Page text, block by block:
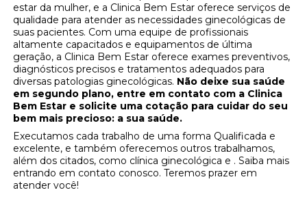
estar da mulher, e a Clinica Bem Estar oferece serviços de
qualidade para atender as necessidades ginecológicas de
suas pacientes. Com uma equipe de profissionais
altamente capacitados e equipamentos de última
geração, a Clinica Bem Estar oferece exames preventivos,
diagnósticos precisos e tratamentos adequados para
diversas patologias ginecológicas. Não deixe sua saúde
em segundo plano, entre em contato com a Clinica
Bem Estar e solicite uma cotação para cuidar do seu
bem mais precioso: a sua saúde.
Executamos cada trabalho de uma forma Qualificada e
excelente, e também oferecemos outros trabalhamos,
além dos citados, como clínica ginecológica e . Saiba mais
entrando em contato conosco. Teremos prazer em
atender você!